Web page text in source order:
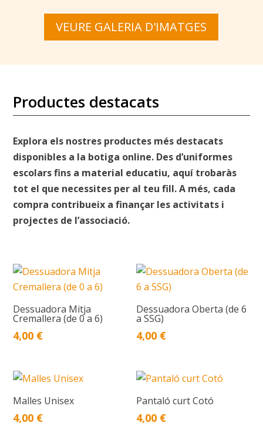
VEURE GALERIA D'IMATGES
Productes destacats
Explora els nostres productes més destacats
disponibles a la botiga online. Des d’uniformes
escolars fins a material educatiu, aquí trobaràs
tot el que necessites per al teu fill. A més, cada
compra contribueix a finançar les activitats i
projectes de l’associació.
Dessuadora Mitja
Cremallera (de 0 a 6)
4,00 €
Dessuadora Oberta (de 6
a SSG)
4,00 €
Malles Unisex
4,00 €
Pantaló curt Cotó
4,00 €